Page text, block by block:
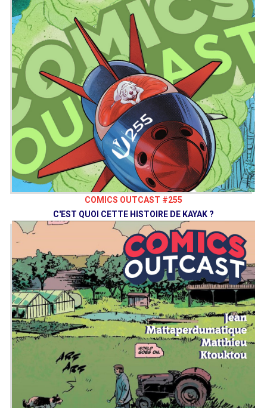
COMICS OUTCAST #255
C'EST QUOI CETTE HISTOIRE DE KAYAK ?